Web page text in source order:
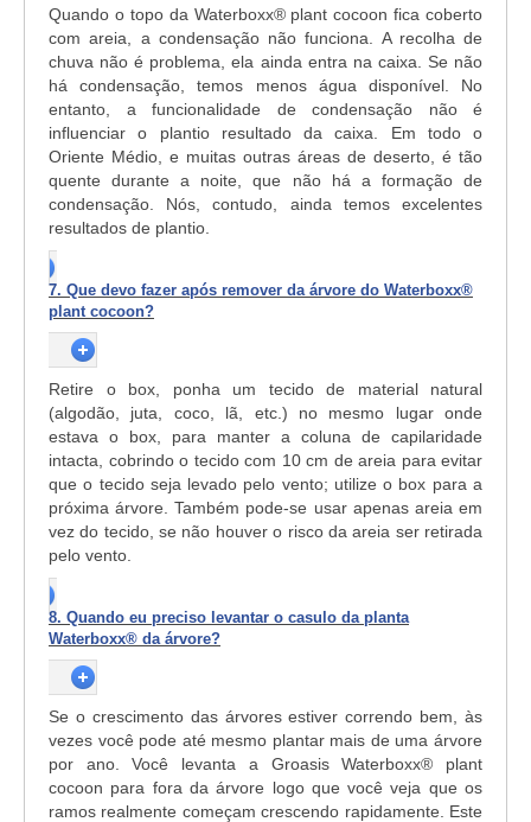
Quando o topo da Waterboxx® plant cocoon fica coberto
com areia, a condensação não funciona. A recolha de
chuva não é problema, ela ainda entra na caixa. Se não
há condensação, temos menos água disponível. No
entanto, a funcionalidade de condensação não é
influenciar o plantio resultado da caixa. Em todo o
Oriente Médio, e muitas outras áreas de deserto, é tão
quente durante a noite, que não há a formação de
condensação. Nós, contudo, ainda temos excelentes
resultados de plantio.
7. Que devo fazer após remover da árvore do Waterboxx®
plant cocoon?
Retire o box, ponha um tecido de material natural
(algodão, juta, coco, lã, etc.) no mesmo lugar onde
estava o box, para manter a coluna de capilaridade
intacta, cobrindo o tecido com 10 cm de areia para evitar
que o tecido seja levado pelo vento; utilize o box para a
próxima árvore. Também pode-se usar apenas areia em
vez do tecido, se não houver o risco da areia ser retirada
pelo vento.
8. Quando eu preciso levantar o casulo da planta
Waterboxx® da árvore?
Se o crescimento das árvores estiver correndo bem, às
vezes você pode até mesmo plantar mais de uma árvore
por ano. Você levanta a Groasis Waterboxx® plant
cocoon para fora da árvore logo que você veja que os
ramos realmente começam crescendo rapidamente. Este